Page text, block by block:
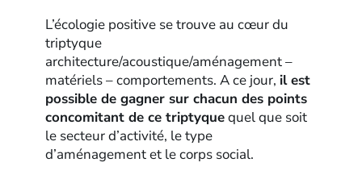
L’écologie positive se trouve au cœur du
triptyque
architecture/acoustique/aménagement –
matériels – comportements. A ce jour, il est
possible de gagner sur chacun des points
concomitant de ce triptyquequel que soit
le secteur d’activité, le type
d’aménagement et le corps social.